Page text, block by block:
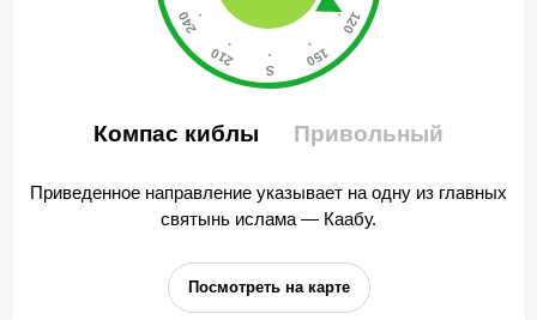
Компас киблы Привольный
Приведенное направление указывает на одну из главных
святынь ислама — Каабу.
Посмотреть на карте